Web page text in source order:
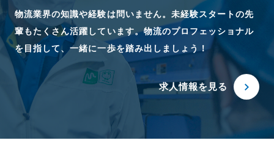
物流業界の知識や経験は問いません。未経験スタートの先
輩もたくさん活躍しています。物流のプロフェッショナル
を目指して、一緒に一歩を踏み出しましょう！
求人情報を見る